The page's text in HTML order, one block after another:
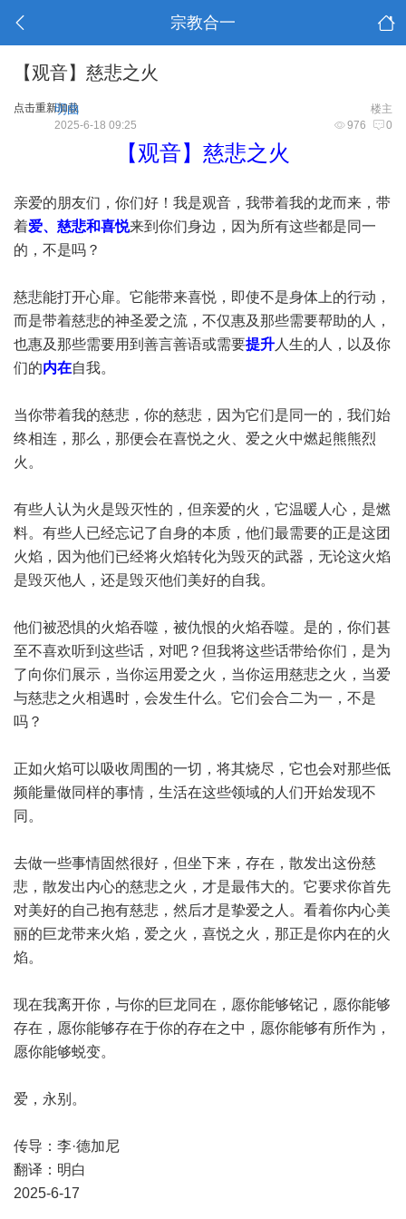
宗教合一
【观音】慈悲之火
点击重新加载 楼主
明曲
976 0
2025-6-18 09:25
【观音】慈悲之火
亲爱的朋友们，你们好！我是观音，我带着我的龙而来，带
着爱、慈悲和喜悦来到你们身边，因为所有这些都是同一
的，不是吗？
慈悲能打开心扉。它能带来喜悦，即使不是身体上的行动，
而是带着慈悲的神圣爱之流，不仅惠及那些需要帮助的人，
也惠及那些需要用到善言善语或需要提升 人生的人，以及你
们的内在自我。
当你带着我的慈悲，你的慈悲，因为它们是同一的，我们始
终相连，那么，那便会在喜悦之火、爱之火中燃起熊熊烈
火。
有些人认为火是毁灭性的，但亲爱的火，它温暖人心，是燃
料。有些人已经忘记了自身的本质，他们最需要的正是这团
火焰，因为他们已经将火焰转化为毁灭的武器，无论这火焰
是毁灭他人，还是毁灭他们美好的自我。
他们被恐惧的火焰吞噬，被仇恨的火焰吞噬。是的，你们甚
至不喜欢听到这些话，对吧？但我将这些话带给你们，是为
了向你们展示，当你运用爱之火，当你运用慈悲之火，当爱
与慈悲之火相遇时，会发生什么。它们会合二为一，不是
吗？
正如火焰可以吸收周围的一切，将其烧尽，它也会对那些低
频能量做同样的事情，生活在这些领域的人们开始发现不
同。
去做一些事情固然很好，但坐下来，存在，散发出这份慈
悲，散发出内心的慈悲之火，才是最伟大的。它要求你首先
对美好的自己抱有慈悲，然后才是挚爱之人。看着你内心美
丽的巨龙带来火焰，爱之火，喜悦之火，那正是你内在的火
焰。
现在我离开你，与你的巨龙同在，愿你能够铭记，愿你能够
存在，愿你能够存在于你的存在之中，愿你能够有所作为，
愿你能够蜕变。
爱，永别。
传导：李·德加尼
翻译：明白
2025-6-17